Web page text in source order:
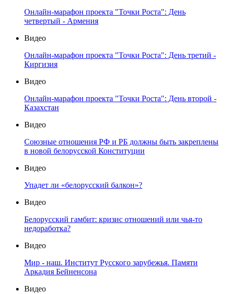
Онлайн-марафон проекта "Точки Роста": День
четвертый - Армения
Видео
Онлайн-марафон проекта "Точки Роста": День третий -
Киргизия
Видео
Онлайн-марафон проекта "Точки Роста": День второй -
Казахстан
Видео
Союзные отношения РФ и РБ должны быть закреплены
в новой белорусской Конституции
Видео
Упадет ли «белорусский балкон»?
Видео
Белорусский гамбит: кризис отношений или чья-то
недоработка?
Видео
Мир - наш. Институт Русского зарубежья. Памяти
Аркадия Бейненсона
Видео